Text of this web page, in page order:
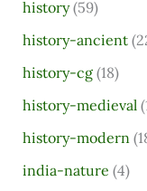
history(59)
history-ancient
history-cg(18)
history-medieval
history-modern
india-nature (4)